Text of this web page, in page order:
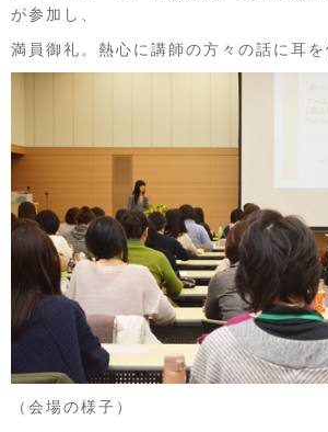
が参加し、
満員御礼。熱心に講師の方々の話に耳を
（会場の様子）